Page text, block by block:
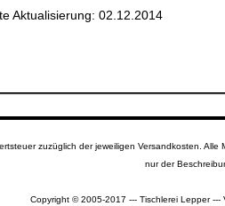
Aktualisierung: 02.12.2014
zuzüglich der jeweiligen Versandkosten.
nur der
Copyright © 2005-2017 --- Tischlerei Lepper